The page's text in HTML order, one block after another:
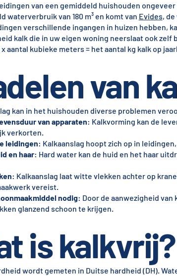
van een gemiddeld huishouden
waterverbruik van 180 m³ en komt van Evides,
verschillende ingangen in huizen hebben,
kalk die in uw eigen woning neerslaat ook zelf
aantal kubieke meters = het aantal kg kalk op
van
kan in het huishouden diverse problemen
van apparaten: Kalkvorming kan de
verkorten.
leidingen: Kalkaanslag hoopt zich op in
en haar: Hard water kan de huid en het haar
: Kalkaanslag laat witte vlekken achter op
vereist.
nodig: Door de aanwezigheid van
glanzend schoon te krijgen.
is kalkvrij?
wordt gemeten in Duitse hardheid (DH).